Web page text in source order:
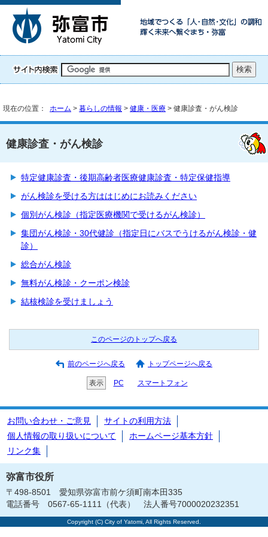
現在の位置： ホーム > 暮らしの情報 > 健康・医療 > 健康診査・がん検診
健康診査・がん検診
特定健康診査・後期高齢者医療健康診査・特定保健指導
がん検診を受ける方ははじめにお読みください
個別がん検診（指定医療機関で受けるがん検診）
集団がん検診・30代健診（指定日にバスでうけるがん検診・健
診）
総合がん検診
無料がん検診・クーポン検診
結核検診を受けましょう
このページのトップへ戻る
前のページへ戻る トップページへ戻る
表示 PC スマートフォン
お問い合わせ・ご意見
サイトの利用方法
個人情報の取り扱いについて
ホームページ基本方針
リンク集
弥富市役所
〒498-8501 愛知県弥富市前ケ須町南本田335
電話番号 0567-65-1111（代表） 法人番号7000020232351
Copyright (C) City of Yatomi, All Rights Reserved.